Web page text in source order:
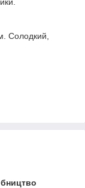
Солодкий,